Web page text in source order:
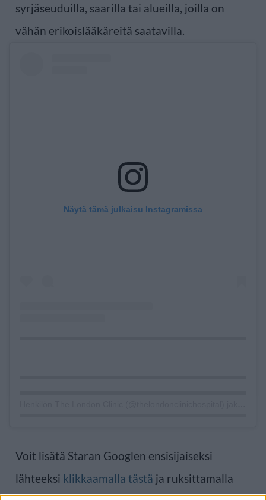
syrjäseuduilla, saarilla tai alueilla, joilla on
vähän erikoislääkäreitä saatavilla.
Näytä tämä julkaisu Instagramissa
Voit lisätä Staran Googlen ensisijaiseksi
lähteeksi klikkaamalla tästä ja ruksittamalla